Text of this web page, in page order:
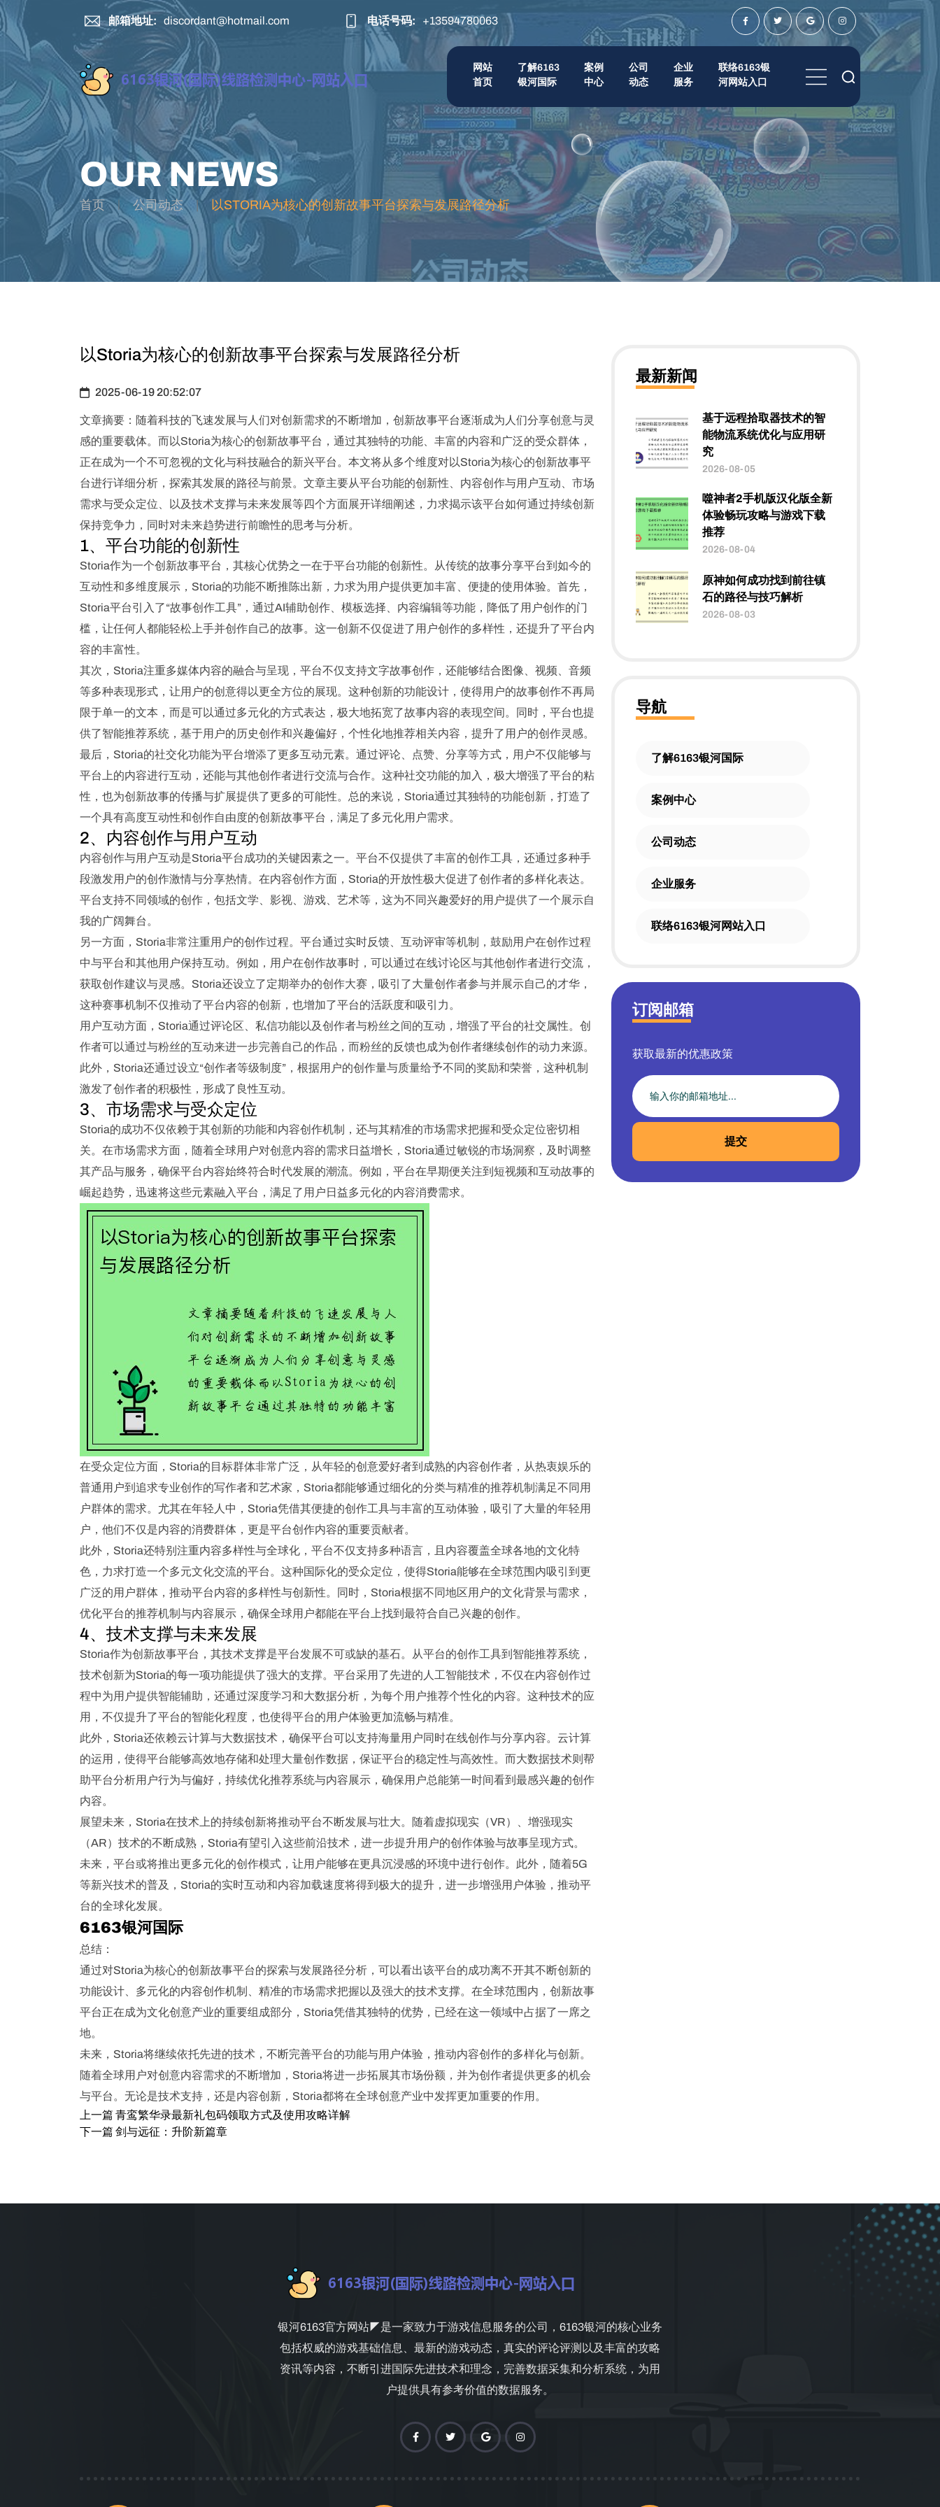
邮箱地址: discordant@hotmail.com 电话号码: +13594780063
网站
首页
了解6163
银河国际
案例
中心
公司
动态
企业
服务
联络6163银
河网站入口
OUR NEWS
首页 公司动态 以STORIA为核心的创新故事平台探索与发展路径分析
以Storia为核心的创新故事平台探索与发展路径分析
2025-06-19 20:52:07
文章摘要：随着科技的飞速发展与人们对创新需求的不断增加，创新故事平台逐渐成为人们分享创意与灵
感的重要载体。而以Storia为核心的创新故事平台，通过其独特的功能、丰富的内容和广泛的受众群体，
正在成为一个不可忽视的文化与科技融合的新兴平台。本文将从多个维度对以Storia为核心的创新故事平
台进行详细分析，探索其发展的路径与前景。文章主要从平台功能的创新性、内容创作与用户互动、市场
需求与受众定位、以及技术支撑与未来发展等四个方面展开详细阐述，力求揭示该平台如何通过持续创新
保持竞争力，同时对未来趋势进行前瞻性的思考与分析。
1、平台功能的创新性
Storia作为一个创新故事平台，其核心优势之一在于平台功能的创新性。从传统的故事分享平台到如今的
互动性和多维度展示，Storia的功能不断推陈出新，力求为用户提供更加丰富、便捷的使用体验。首先，
Storia平台引入了“故事创作工具”，通过AI辅助创作、模板选择、内容编辑等功能，降低了用户创作的门
槛，让任何人都能轻松上手并创作自己的故事。这一创新不仅促进了用户创作的多样性，还提升了平台内
容的丰富性。
其次，Storia注重多媒体内容的融合与呈现，平台不仅支持文字故事创作，还能够结合图像、视频、音频
等多种表现形式，让用户的创意得以更全方位的展现。这种创新的功能设计，使得用户的故事创作不再局
限于单一的文本，而是可以通过多元化的方式表达，极大地拓宽了故事内容的表现空间。同时，平台也提
供了智能推荐系统，基于用户的历史创作和兴趣偏好，个性化地推荐相关内容，提升了用户的创作灵感。
最后，Storia的社交化功能为平台增添了更多互动元素。通过评论、点赞、分享等方式，用户不仅能够与
平台上的内容进行互动，还能与其他创作者进行交流与合作。这种社交功能的加入，极大增强了平台的粘
性，也为创新故事的传播与扩展提供了更多的可能性。总的来说，Storia通过其独特的功能创新，打造了
一个具有高度互动性和创作自由度的创新故事平台，满足了多元化用户需求。
2、内容创作与用户互动
内容创作与用户互动是Storia平台成功的关键因素之一。平台不仅提供了丰富的创作工具，还通过多种手
段激发用户的创作激情与分享热情。在内容创作方面，Storia的开放性极大促进了创作者的多样化表达。
平台支持不同领域的创作，包括文学、影视、游戏、艺术等，这为不同兴趣爱好的用户提供了一个展示自
我的广阔舞台。
另一方面，Storia非常注重用户的创作过程。平台通过实时反馈、互动评审等机制，鼓励用户在创作过程
中与平台和其他用户保持互动。例如，用户在创作故事时，可以通过在线讨论区与其他创作者进行交流，
获取创作建议与灵感。Storia还设立了定期举办的创作大赛，吸引了大量创作者参与并展示自己的才华，
这种赛事机制不仅推动了平台内容的创新，也增加了平台的活跃度和吸引力。
用户互动方面，Storia通过评论区、私信功能以及创作者与粉丝之间的互动，增强了平台的社交属性。创
作者可以通过与粉丝的互动来进一步完善自己的作品，而粉丝的反馈也成为创作者继续创作的动力来源。
此外，Storia还通过设立“创作者等级制度”，根据用户的创作量与质量给予不同的奖励和荣誉，这种机制
激发了创作者的积极性，形成了良性互动。
3、市场需求与受众定位
Storia的成功不仅依赖于其创新的功能和内容创作机制，还与其精准的市场需求把握和受众定位密切相
关。在市场需求方面，随着全球用户对创意内容的需求日益增长，Storia通过敏锐的市场洞察，及时调整
其产品与服务，确保平台内容始终符合时代发展的潮流。例如，平台在早期便关注到短视频和互动故事的
崛起趋势，迅速将这些元素融入平台，满足了用户日益多元化的内容消费需求。
在受众定位方面，Storia的目标群体非常广泛，从年轻的创意爱好者到成熟的内容创作者，从热衷娱乐的
普通用户到追求专业创作的写作者和艺术家，Storia都能够通过细化的分类与精准的推荐机制满足不同用
户群体的需求。尤其在年轻人中，Storia凭借其便捷的创作工具与丰富的互动体验，吸引了大量的年轻用
户，他们不仅是内容的消费群体，更是平台创作内容的重要贡献者。
此外，Storia还特别注重内容多样性与全球化，平台不仅支持多种语言，且内容覆盖全球各地的文化特
色，力求打造一个多元文化交流的平台。这种国际化的受众定位，使得Storia能够在全球范围内吸引到更
广泛的用户群体，推动平台内容的多样性与创新性。同时，Storia根据不同地区用户的文化背景与需求，
优化平台的推荐机制与内容展示，确保全球用户都能在平台上找到最符合自己兴趣的创作。
4、技术支撑与未来发展
Storia作为创新故事平台，其技术支撑是平台发展不可或缺的基石。从平台的创作工具到智能推荐系统，
技术创新为Storia的每一项功能提供了强大的支撑。平台采用了先进的人工智能技术，不仅在内容创作过
程中为用户提供智能辅助，还通过深度学习和大数据分析，为每个用户推荐个性化的内容。这种技术的应
用，不仅提升了平台的智能化程度，也使得平台的用户体验更加流畅与精准。
此外，Storia还依赖云计算与大数据技术，确保平台可以支持海量用户同时在线创作与分享内容。云计算
的运用，使得平台能够高效地存储和处理大量创作数据，保证平台的稳定性与高效性。而大数据技术则帮
助平台分析用户行为与偏好，持续优化推荐系统与内容展示，确保用户总能第一时间看到最感兴趣的创作
内容。
展望未来，Storia在技术上的持续创新将推动平台不断发展与壮大。随着虚拟现实（VR）、增强现实
（AR）技术的不断成熟，Storia有望引入这些前沿技术，进一步提升用户的创作体验与故事呈现方式。
未来，平台或将推出更多元化的创作模式，让用户能够在更具沉浸感的环境中进行创作。此外，随着5G
等新兴技术的普及，Storia的实时互动和内容加载速度将得到极大的提升，进一步增强用户体验，推动平
台的全球化发展。
6163银河国际
总结：
通过对Storia为核心的创新故事平台的探索与发展路径分析，可以看出该平台的成功离不开其不断创新的
功能设计、多元化的内容创作机制、精准的市场需求把握以及强大的技术支撑。在全球范围内，创新故事
平台正在成为文化创意产业的重要组成部分，Storia凭借其独特的优势，已经在这一领域中占据了一席之
地。
未来，Storia将继续依托先进的技术，不断完善平台的功能与用户体验，推动内容创作的多样化与创新。
随着全球用户对创意内容需求的不断增加，Storia将进一步拓展其市场份额，并为创作者提供更多的机会
与平台。无论是技术支持，还是内容创新，Storia都将在全球创意产业中发挥更加重要的作用。
上一篇 青鸾繁华录最新礼包码领取方式及使用攻略详解
下一篇 剑与远征：升阶新篇章
最新新闻
基于远程拾取器技术的智
能物流系统优化与应用研
究
2026-08-05
噬神者2手机版汉化版全新
体验畅玩攻略与游戏下载
推荐
2026-08-04
原神如何成功找到前往镇
石的路径与技巧解析
2026-08-03
导航
了解6163银河国际
案例中心
公司动态
企业服务
联络6163银河网站入口
订阅邮箱
获取最新的优惠政策
提交
银河6163官方网站◤是一家致力于游戏信息服务的公司，6163银河的核心业务
包括权威的游戏基础信息、最新的游戏动态，真实的评论评测以及丰富的攻略
资讯等内容，不断引进国际先进技术和理念，完善数据采集和分析系统，为用
户提供具有参考价值的数据服务。